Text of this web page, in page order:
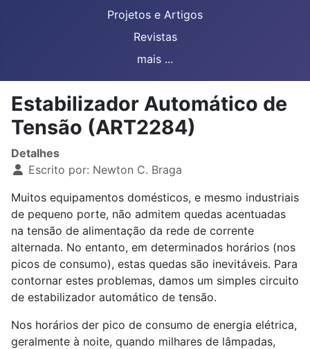
Projetos e Artigos
Revistas
mais ...
Estabilizador Automático de
Tensão (ART2284)
Detalhes
Escrito por: Newton C. Braga
Muitos equipamentos domésticos, e mesmo industriais
de pequeno porte, não admitem quedas acentuadas
na tensão de alimentação da rede de corrente
alternada. No entanto, em determinados horários (nos
picos de consumo), estas quedas são inevitáveis. Para
contornar estes problemas, damos um simples circuito
de estabilizador automático de tensão.
Nos horários der pico de consumo de energia elétrica,
geralmente à noite, quando milhares de lâmpadas,